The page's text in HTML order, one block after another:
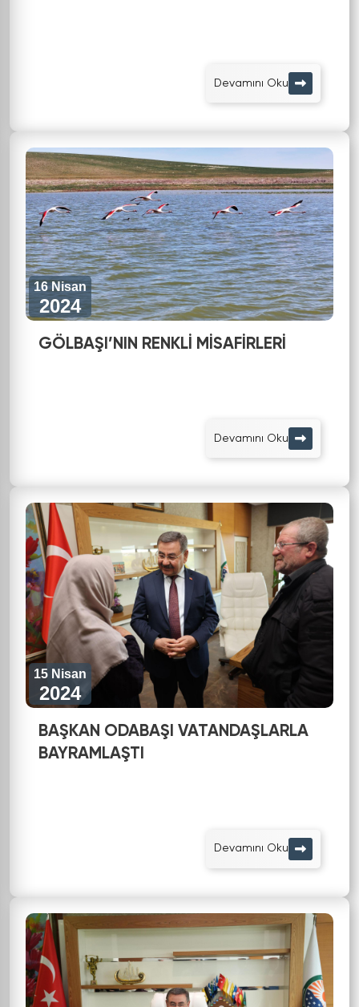
Devamını Oku
16 Nisan
2024
GÖLBAŞI’NIN RENKLİ MİSAFİRLERİ
Devamını Oku
15 Nisan
2024
BAŞKAN ODABAŞI VATANDAŞLARLA
BAYRAMLAŞTI
Devamını Oku